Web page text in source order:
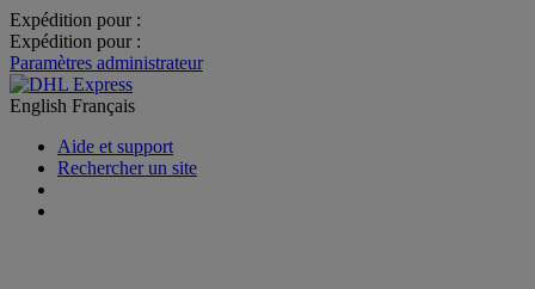
Expédition pour :
Expédition pour :
Paramètres administrateur
English Français
Aide et support
Rechercher un site